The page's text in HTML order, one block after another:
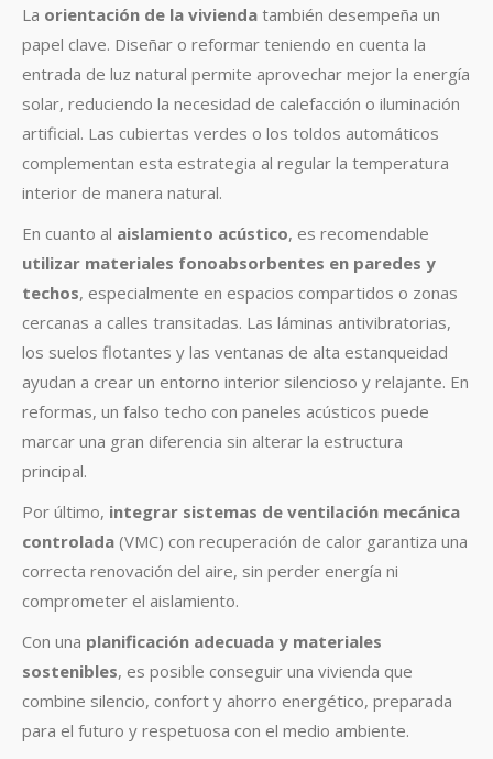
La orientación de la vivienda también desempeña un
papel clave. Diseñar o reformar teniendo en cuenta la
entrada de luz natural permite aprovechar mejor la energía
solar, reduciendo la necesidad de calefacción o iluminación
artificial. Las cubiertas verdes o los toldos automáticos
complementan esta estrategia al regular la temperatura
interior de manera natural.
En cuanto al aislamiento acústico, es recomendable
utilizar materiales fonoabsorbentes en paredes y
techos, especialmente en espacios compartidos o zonas
cercanas a calles transitadas. Las láminas antivibratorias,
los suelos flotantes y las ventanas de alta estanqueidad
ayudan a crear un entorno interior silencioso y relajante. En
reformas, un falso techo con paneles acústicos puede
marcar una gran diferencia sin alterar la estructura
principal.
Por último, integrar sistemas de ventilación mecánica
controlada (VMC) con recuperación de calor garantiza una
correcta renovación del aire, sin perder energía ni
comprometer el aislamiento.
Con una planificación adecuada y materiales
sostenibles, es posible conseguir una vivienda que
combine silencio, confort y ahorro energético, preparada
para el futuro y respetuosa con el medio ambiente.